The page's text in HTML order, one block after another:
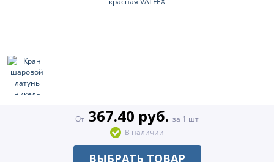
От 367.40 руб. за 1 шт
В наличии
ВЫБРАТЬ ТОВАР